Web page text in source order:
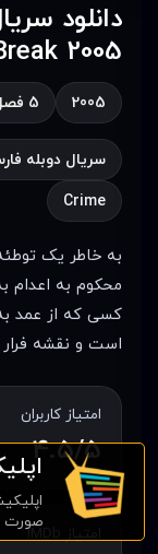
2005
2005 5 فصل
سریال دوبله
Crime
به خاطر یک
محکوم به اعدام
کسی که از عمد به
است و نقشه
امتیاز کاربران
4.5/5
صورت